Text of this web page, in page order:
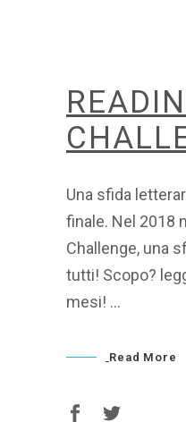
Una sfida
finale. Nel 2018
Challenge, una
tutti! Scopo?
mesi!
Read More